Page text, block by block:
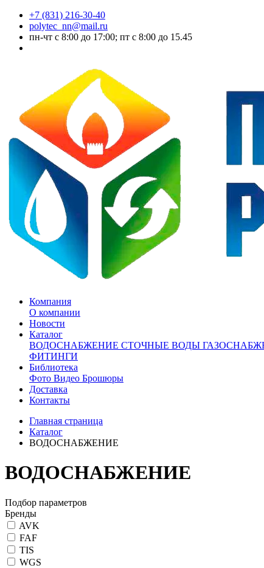
+7 (831) 216-30-40
polytec_nn@mail.ru
пн-чт с 8:00 до 17:00; пт с 8:00 до 15.45
Компания
О компании
Новости
Каталог
ВОДОСНАБЖЕНИЕ СТОЧНЫЕ ВОДЫ
ФИТИНГИ
Библиотека
Фото Видео Брошюры
Доставка
Контакты
Главная страница
Каталог
ВОДОСНАБЖЕНИЕ
ВОДОСНАБЖЕНИЕ
Подбор параметров
Бренды
AVK
FAF
TIS
WGS